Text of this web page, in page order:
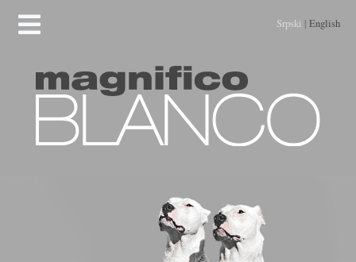
Srpski | English